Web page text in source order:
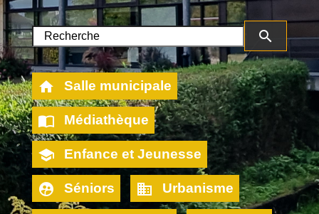
search
home Salle municipale
import_contacts Médiathèque
school Enfance et Jeunesse
supervised_user_circle Séniors business Urbanisme